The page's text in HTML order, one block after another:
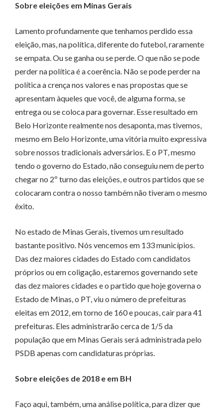
Sobre eleições em Minas Gerais
Lamento profundamente que tenhamos perdido essa
eleição, mas, na política, diferente do futebol, raramente
se empata. Ou se ganha ou se perde. O que não se pode
perder na política é a coerência. Não se pode perder na
política a crença nos valores e nas propostas que se
apresentam àqueles que você, de alguma forma, se
entrega ou se coloca para governar. Esse resultado em
Belo Horizonte realmente nos desaponta, mas tivemos,
mesmo em Belo Horizonte, uma vitória muito expressiva
sobre nossos tradicionais adversários. E o PT, mesmo
tendo o governo do Estado, não conseguiu nem de perto
chegar no 2º turno das eleições, e outros partidos que se
colocaram contra o nosso também não tiveram o mesmo
êxito.
No estado de Minas Gerais, tivemos um resultado
bastante positivo. Nós vencemos em 133 municípios.
Das dez maiores cidades do Estado com candidatos
próprios ou em coligação, estaremos governando sete
das dez maiores cidades e o partido que hoje governa o
Estado de Minas, o PT, viu o número de prefeituras
eleitas em 2012, em torno de 160 e poucas, cair para 41
prefeituras. Eles administrarão cerca de 1/5 da
população que em Minas Gerais será administrada pelo
PSDB apenas com candidaturas próprias.
Sobre eleições de 2018 e em BH
Faço aqui, também, uma análise política, para dizer que